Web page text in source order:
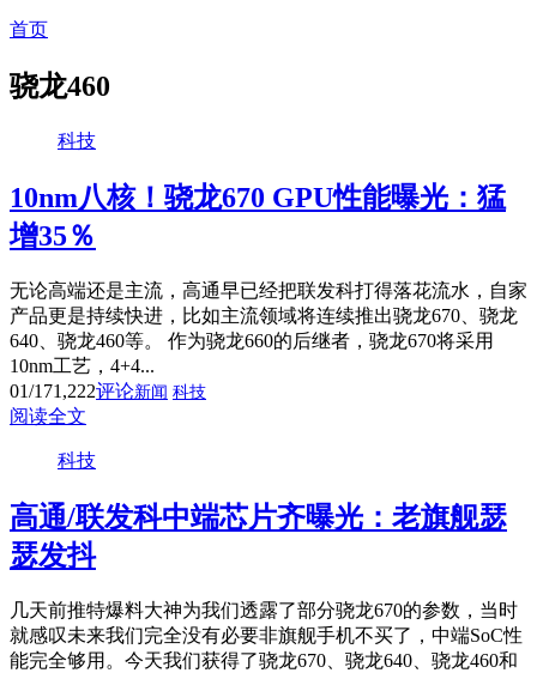
首页
骁龙460
科技
10nm八核！骁龙670 GPU性能曝光：猛
增35％
无论高端还是主流，高通早已经把联发科打得落花流水，自家
产品更是持续快进，比如主流领域将连续推出骁龙670、骁龙
640、骁龙460等。 作为骁龙660的后继者，骁龙670将采用
10nm工艺，4+4...
01/171,222评论新闻 科技
阅读全文
科技
高通/联发科中端芯片齐曝光：老旗舰瑟
瑟发抖
几天前推特爆料大神为我们透露了部分骁龙670的参数，当时
就感叹未来我们完全没有必要非旗舰手机不买了，中端SoC性
能完全够用。今天我们获得了骁龙670、骁龙640、骁龙460和